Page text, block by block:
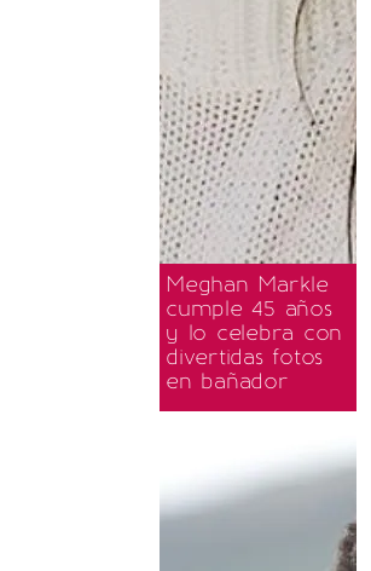
Meghan Markle
cumple 45 años
y lo celebra con
divertidas fotos
en bañador